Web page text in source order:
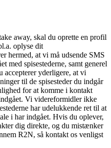
away, skal du oprette en profil
oplyse dit
hermed, at vi må udsende SMS
med spisestederne, samt generel
yderligere, at vi
til de spisesteder du indgår
for at komme i kontakt
Vi videreformidler ikke
har udelukkende ret til at
i har indgået. Hvis du oplever,
dig direkte, og du mistænker
R2N, så kontakt os venligst